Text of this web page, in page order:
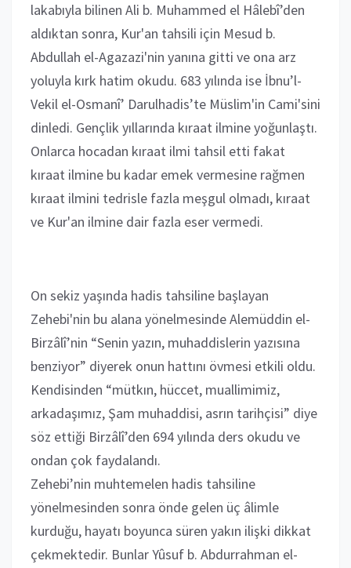
lakabıyla bilinen Ali b. Muhammed el Hâlebî’den
aldıktan sonra, Kur'an tahsili için Mesud b.
Abdullah el-Agazazi'nin yanına gitti ve ona arz
yoluyla kırk hatim okudu. 683 yılında ise İbnu’l-
Vekil el-Osmanî’ Darulhadis’te Müslim'in Cami'sini
dinledi. Gençlik yıllarında kıraat ilmine yoğunlaştı.
Onlarca hocadan kıraat ilmi tahsil etti fakat
kıraat ilmine bu kadar emek vermesine rağmen
kıraat ilmini tedrisle fazla meşgul olmadı, kıraat
ve Kur'an ilmine dair fazla eser vermedi.
On sekiz yaşında hadis tahsiline başlayan
Zehebi'nin bu alana yönelmesinde Alemüddin el-
Birzâlî’nin “Senin yazın, muhaddislerin yazısına
benziyor” diyerek onun hattını övmesi etkili oldu.
Kendisinden “mütkın, hüccet, muallimimiz,
arkadaşımız, Şam muhaddisi, asrın tarihçisi” diye
söz ettiği Birzâlî’den 694 yılında ders okudu ve
ondan çok faydalandı.
Zehebi’nin muhtemelen hadis tahsiline
yönelmesinden sonra önde gelen üç âlimle
kurduğu, hayatı boyunca süren yakın ilişki dikkat
çekmektedir. Bunlar Yûsuf b. Abdurrahman el-